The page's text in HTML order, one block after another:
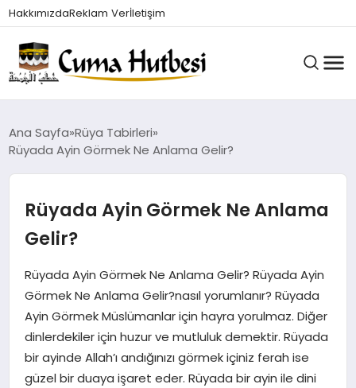
HakkımızdaReklam Verİletişim
HUTBELER
DINI BILGILER
CUMA MESAJLARI
Ana Sayfa Rüya Tabirleri
Rüyada Ayin Görmek Ne Anlama Gelir?
Rüyada Ayin Görmek Ne Anlama
Gelir?
Rüyada Ayin Görmek Ne Anlama Gelir? Rüyada Ayin
Görmek Ne Anlama Gelir?nasıl yorumlanır? Rüyada
Ayin Görmek Müslümanlar için hayra yorulmaz. Diğer
dinlerdekiler için huzur ve mutluluk demektir. Rüyada
bir ayinde Allah’ı andığınızı görmek içiniz ferah ise
güzel bir duaya işaret eder. Rüyada bir ayin ile dini